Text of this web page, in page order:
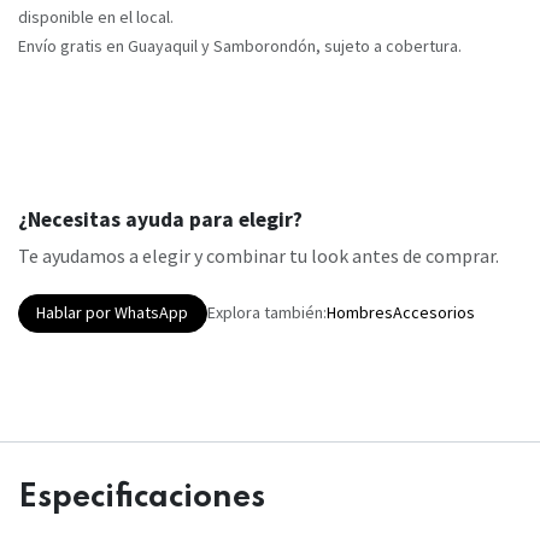
disponible en el local.
Envío gratis en Guayaquil y Samborondón, sujeto a cobertura.
¿Necesitas ayuda para elegir?
Te ayudamos a elegir y combinar tu look antes de comprar.
Hablar por WhatsApp Explora también:HombresAccesorios
Especificaciones